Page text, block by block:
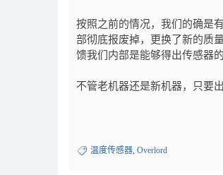
按照之前的情况，我们的确是
部彻底报废掉，更换了新的质
馈我们内部是能够得出传感器
不管老机器还是新机器，只要
温度传感器, Overlord